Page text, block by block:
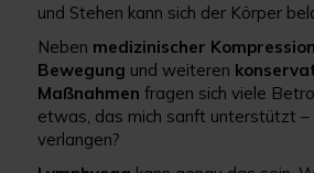
und Stehen kann sich der Körper
Neben medizinischer Kompression
Bewegung und weiteren
Maßnahmen fragen sich viele
etwas, das mich sanft unterstützt –
verlangen?